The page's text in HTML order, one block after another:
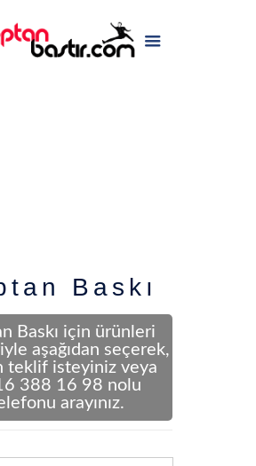
Baskı
Baskı için ürünleri
aşağıdan seçerek,
teklif isteyiniz veya
388 16 98 nolu
arayınız.